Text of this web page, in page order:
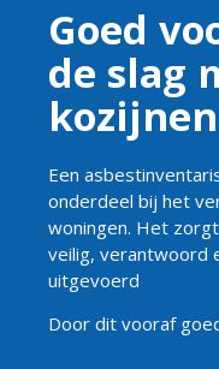
Goed
de slag
kozijnen
Een
onderdeel bij het
woningen. Het
veilig, verantwoord
uitgevoerd
Door dit vooraf